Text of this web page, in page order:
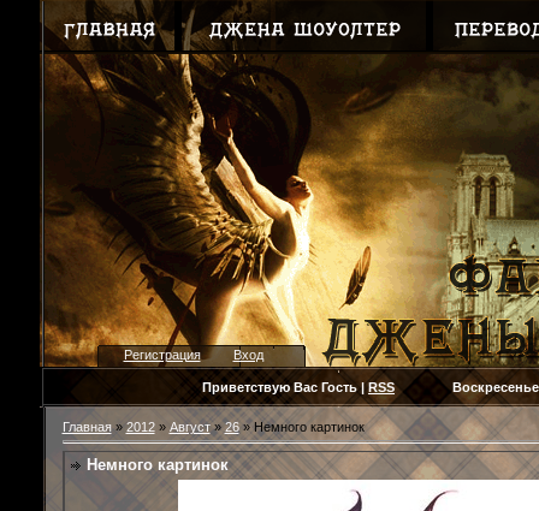
Регистрация Вход
Приветствую Вас Гость |RSSВоскресенье,
Главная» 2012 » Август » 26» Немного картинок
Немного картинок